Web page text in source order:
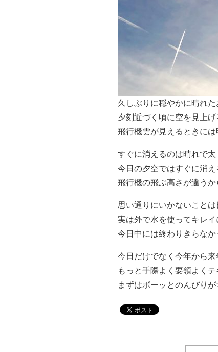
久しぶりに穏やかに晴れ
夕刻近づく頃に空を見上
飛行機雲が見えるときには
すぐに消えるのは晴れで
今日の夕空ではすぐに消
飛行機の飛ぶ高さが違う
思い通りにいかないことは
実は外で水を使ってキレイ
今日中には終わりきらなか
今日だけでなく今年から来
もっと手際よく要領よく
まずはボーッとのんびり